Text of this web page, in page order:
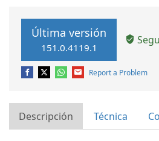
Última versión
151.0.4119.1
Report a Problem
Descripción Técnica